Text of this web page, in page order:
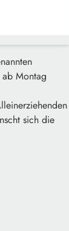
Montag
sich die